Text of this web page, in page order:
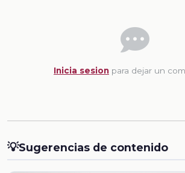
Inicia sesion para dejar un
💡Sugerencias de contenido